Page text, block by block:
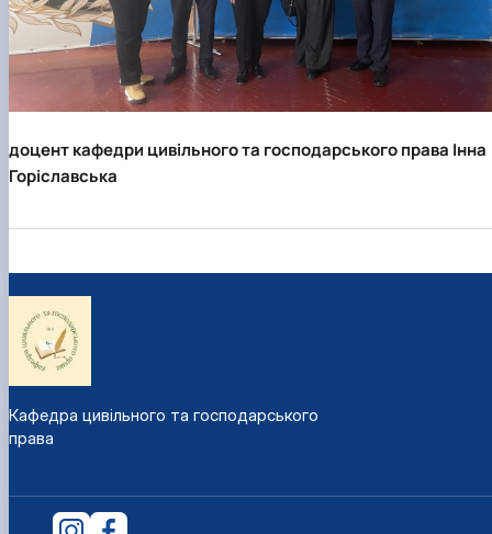
доцент кафедри цивільного та господарського права Інна
Горіславська
Кафедра цивільного та господарського
права